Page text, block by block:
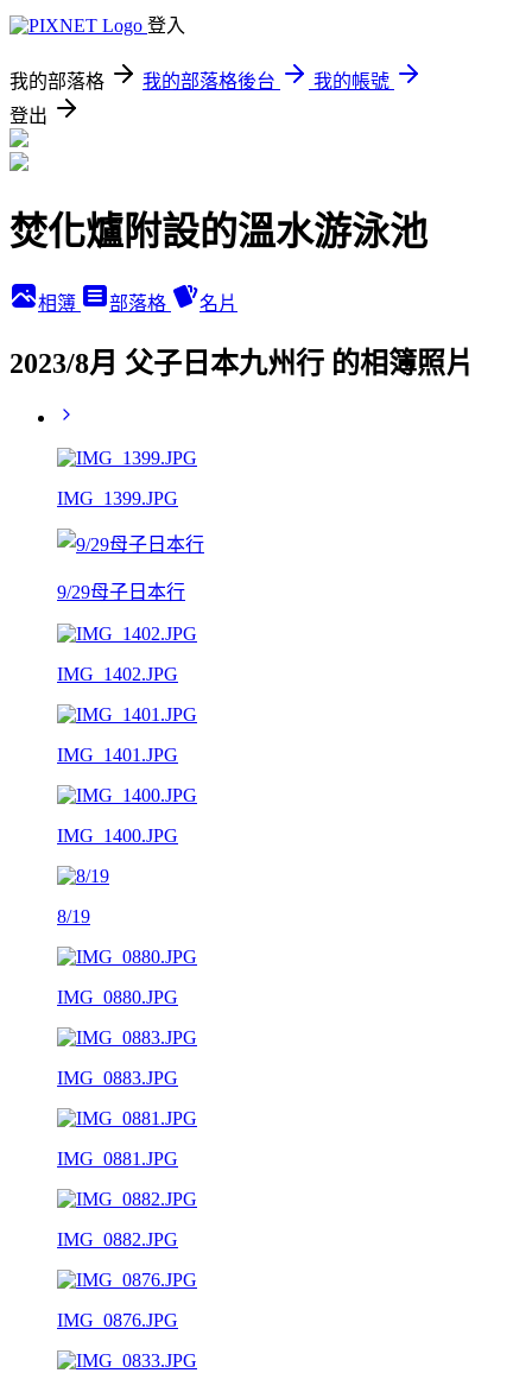
登入
我的部落格 我的部落格後台
我的帳號
登出
焚化爐附設的溫水游泳池
相簿 部落格 名片
2023/8月 父子日本九州行 的相簿照片
IMG_1399.JPG
9/29母子日本行
IMG_1402.JPG
IMG_1401.JPG
IMG_1400.JPG
8/19
IMG_0880.JPG
IMG_0883.JPG
IMG_0881.JPG
IMG_0882.JPG
IMG_0876.JPG